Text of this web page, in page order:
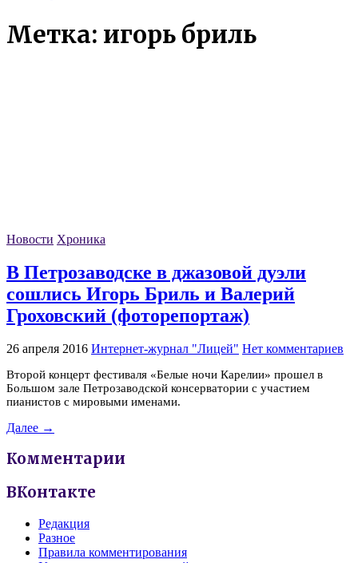
Метка: игорь бриль
Новости Хроника
В Петрозаводске в джазовой дуэли
сошлись Игорь Бриль и Валерий
Гроховский (фоторепортаж)
26 апреля 2016 Интернет-журнал "Лицей" Нет комментариев
Второй концерт фестиваля «Белые ночи Карелии» прошел в
Большом зале Петрозаводской консерватории с участием
пианистов с мировыми именами.
Далее →
Комментарии
ВКонтакте
Редакция
Разное
Правила комментирования